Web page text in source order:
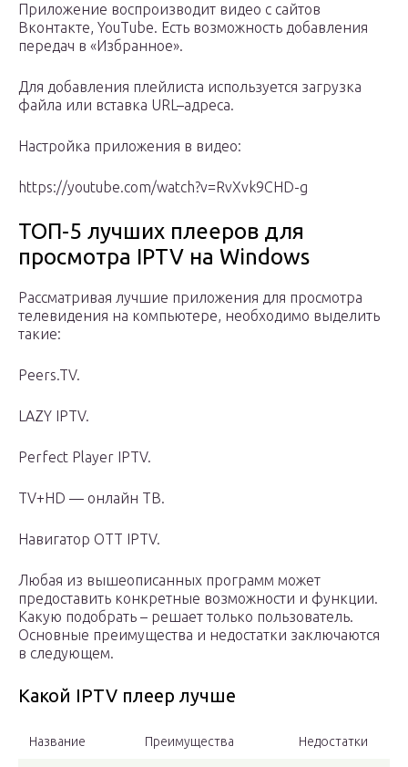
Приложение воспроизводит видео с сайтов
Вконтакте, YouTube. Есть возможность добавления
передач в «Избранное».
Для добавления плейлиста используется загрузка
файла или вставка URL–адреса.
Настройка приложения в видео:
https://youtube.com/watch?v=RvXvk9CHD-g
ТОП-5 лучших плееров для
просмотра IPTV на Windows
Рассматривая лучшие приложения для просмотра
телевидения на компьютере, необходимо выделить
такие:
Peers.TV.
LAZY IPTV.
Perfect Player IPTV.
TV+HD — онлайн ТВ.
Навигатор ОТТ IPTV.
Любая из вышеописанных программ может
предоставить конкретные возможности и функции.
Какую подобрать – решает только пользователь.
Основные преимущества и недостатки заключаются
в следующем.
Какой IPTV плеер лучше
Название Преимущества Недостатки